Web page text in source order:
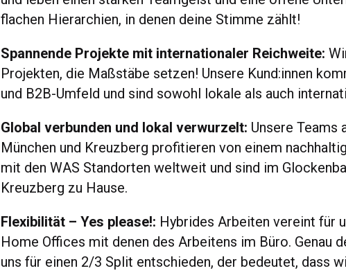
flachen Hierarchien, in denen deine Stimme zählt!
Spannende Projekte mit internationaler Reichweite:
Projekten, die Maßstäbe setzen! Unsere Kund:innen
und B2B-Umfeld und sind sowohl lokale als auch
Global verbunden und lokal verwurzelt: Unsere Teams
München und Kreuzberg profitieren von einem
mit den WAS Standorten weltweit und sind im
Kreuzberg zu Hause.
Flexibilität – Yes please!: Hybrides Arbeiten vereint für
Home Offices mit denen des Arbeitens im Büro. Genau
uns für einen 2/3 Split entschieden, der bedeutet, dass